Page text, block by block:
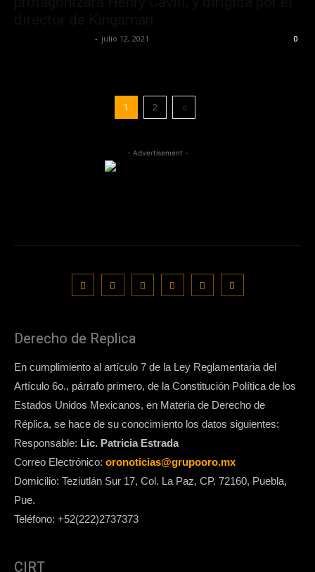
- julio 12, 2021 0
1 2
- Advertisement -
Derecho de Replica
En cumplimiento al artículo 7 de la Ley Reglamentaria del
Artículo 6o., párrafo primero, de la Constitución Política de los
Estados Unidos Mexicanos, en Materia de Derecho de
Réplica, se hace de su conocimiento los datos siguientes:
Responsable: Lic. Patricia Estrada
Correo Electrónico: oronoticias@grupooro.mx
Domicilio: Teziutlán Sur 17, Col. La Paz, CP. 72160, Puebla,
Pue.
Teléfono: +52(222)2737373
CIRT